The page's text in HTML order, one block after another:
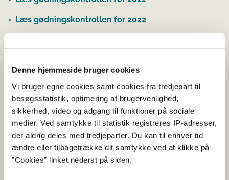
Denne hjemmeside bruger cookies
Vi bruger egne cookies samt cookies fra tredjepart til
besøgsstatistik, optimering af brugervenlighed,
sikkerhed, video og adgang til funktioner på sociale
medier. Ved samtykke til statistik registreres IP-adresser,
der aldrig deles med tredjeparter. Du kan til enhver tid
ændre eller tilbagetrække dit samtykke ved at klikke på
”Cookies” linket nederst på siden.
Læs gødningskontrollen for 2022
Kontakt
Styrelsen for Grøn Arealomlægning og Vandmiljø
Tlf: 33 95 80 00
Mail:
mail@sgav.dk